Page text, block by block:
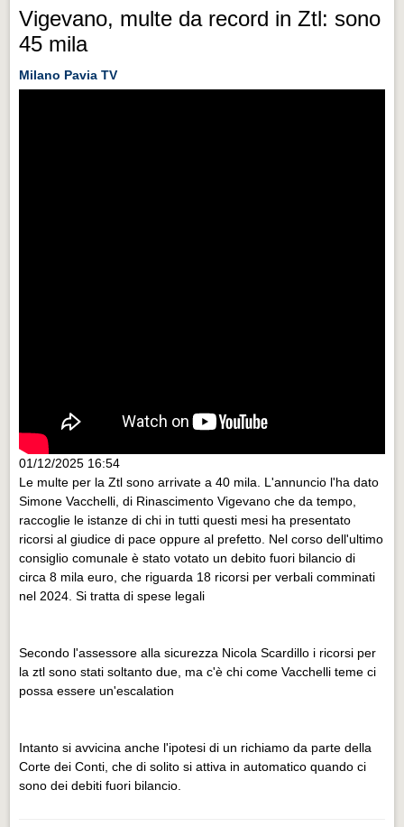
Vigevano, multe da record in Ztl: sono
45 mila
Milano Pavia TV
01/12/2025 16:54
Le multe per la Ztl sono arrivate a 40 mila. L'annuncio l'ha dato
Simone Vacchelli, di Rinascimento Vigevano che da tempo,
raccoglie le istanze di chi in tutti questi mesi ha presentato
ricorsi al giudice di pace oppure al prefetto. Nel corso dell'ultimo
consiglio comunale è stato votato un debito fuori bilancio di
circa 8 mila euro, che riguarda 18 ricorsi per verbali comminati
nel 2024. Si tratta di spese legali
Secondo l'assessore alla sicurezza Nicola Scardillo i ricorsi per
la ztl sono stati soltanto due, ma c'è chi come Vacchelli teme ci
possa essere un'escalation
Intanto si avvicina anche l'ipotesi di un richiamo da parte della
Corte dei Conti, che di solito si attiva in automatico quando ci
sono dei debiti fuori bilancio.